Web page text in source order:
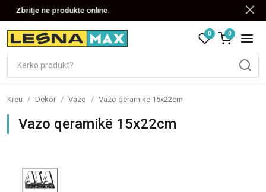
Zbritje ne produkte online.
0 0
Kreu / Dekor / Vazo / Vazo qeramikë 15x22cm
Vazo qeramikë 15x22cm